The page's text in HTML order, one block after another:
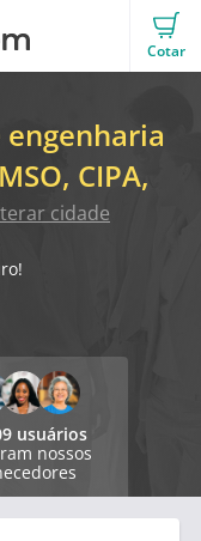
Cotar
CIPA,
cidade
usuários
nossos